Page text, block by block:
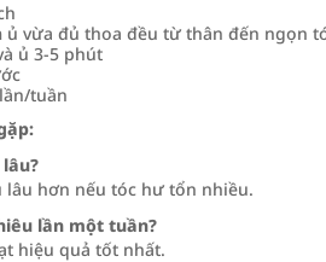
ủ vừa đủ thoa đều từ thân đến ngọn
ủ 3-5 phút
tuần
lâu hơn nếu tóc hư tổn nhiều.
lần một tuần?
hiệu quả tốt nhất.